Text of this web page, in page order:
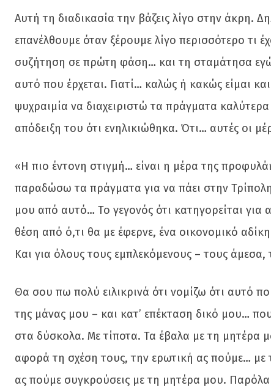
Αυτή τη διαδικασία την βάζεις λίγο στην άκρη.
επανέλθουμε όταν ξέρουμε λίγο περισσότερο
συζήτηση σε πρώτη φάση… και τη σταμάτησα
αυτό που έρχεται. Γιατί… καλώς ή κακώς είμαι
ψυχραιμία να διαχειριστώ τα πράγματα
απόδειξη του ότι ενηλικιώθηκα. Ότι… αυτές οι
«Η πιο έντονη στιγμή… είναι η μέρα της
παραδώσω τα πράγματα για να πάει στην
μου από αυτό… Το γεγονός ότι κατηγορείται
θέση από ό,τι θα με έφερνε, ένα οικονομικό
Και για όλους τους εμπλεκόμενους – τους
Θα σου πω πολύ ειλικρινά ότι νομίζω ότι αυτό
της μάνας μου – και κατ’ επέκταση δικό μου…
στα δύσκολα. Με τίποτα. Τα έβαλα με τη μητέρα
αφορά τη σχέση τους, την ερωτική ας πούμε… με
ας πούμε συγκρούσεις με τη μητέρα μου.